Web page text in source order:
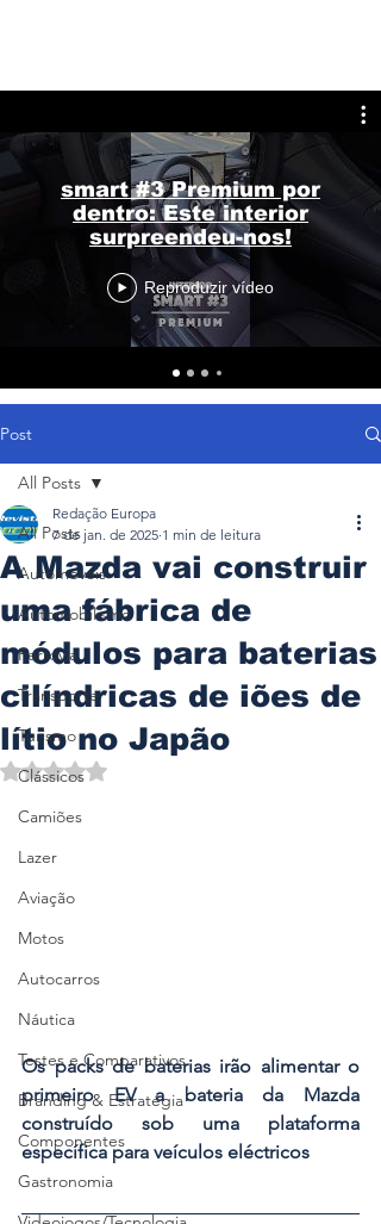
smart #3 Premium por
dentro: Este interior
surpreendeu-nos!
Reproduzir vídeo
Post
All Posts
Automóveis
Automobilismo
Ferrovia
Transporte
Turismo
Clássicos
Camiões
Lazer
Aviação
Motos
Autocarros
Náutica
Testes e Comparativos
Branding & Estratégia
Componentes
Gastronomia
All Posts
A Mazda vai construir
uma fábrica de
módulos para baterias
cilíndricas de iões de
lítio no Japão
Redação Europa
7 de jan. de 2025 1 min de leitura
Avaliado com NaN de 5 estrelas.
Os packs de baterias irão alimentar o
primeiro EV a bateria da Mazda
construído sob uma plataforma
específica para veículos eléctricos